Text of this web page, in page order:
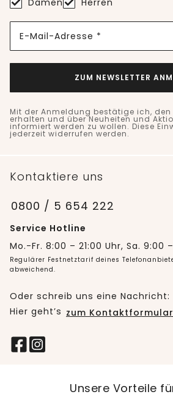
Damen Herren
E-Mail-Adresse *
ZUM NEWSLETTER
Mit der Anmeldung bestätige ich, den
erhalten und über Neuheiten und
informiert werden zu wollen. Diese
jederzeit widerrufen werden.
Kontaktiere uns
0800 / 5 654 222
Service Hotline
Mo.-Fr. 8:00 – 21:00 Uhr, Sa. 9:00
Regulärer Festnetztarif deines
abweichend.
Oder schreib uns eine Nachricht:
Hier geht’s zum Kontaktformular
Unsere Vorteile